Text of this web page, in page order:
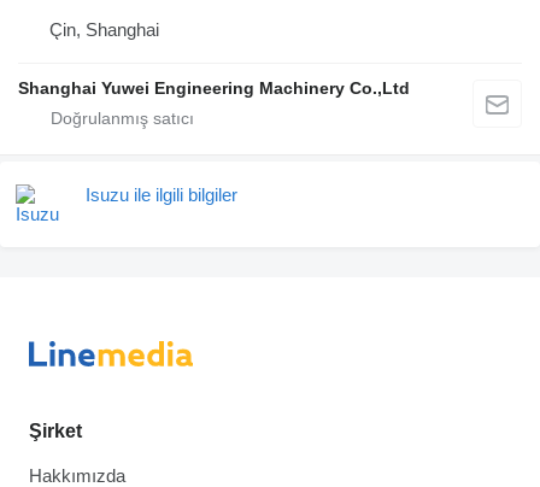
Çin, Shanghai
Shanghai Yuwei Engineering Machinery Co.,Ltd
Isuzu ile ilgili bilgiler
Şirket
Hakkımızda